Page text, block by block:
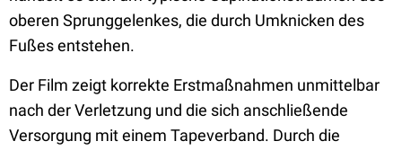
oberen Sprunggelenkes, die durch Umknicken des
Fußes entstehen.
Der Film zeigt korrekte Erstmaßnahmen unmittelbar
nach der Verletzung und die sich anschließende
Versorgung mit einem Tapeverband. Durch die